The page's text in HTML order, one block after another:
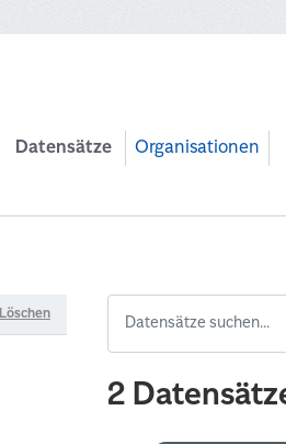
Datensätze Organisationen
Löschen
2